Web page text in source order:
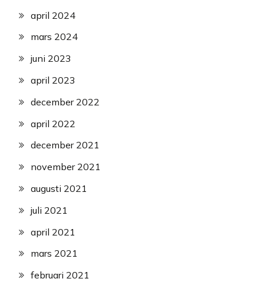
april 2024
mars 2024
juni 2023
april 2023
december 2022
april 2022
december 2021
november 2021
augusti 2021
juli 2021
april 2021
mars 2021
februari 2021